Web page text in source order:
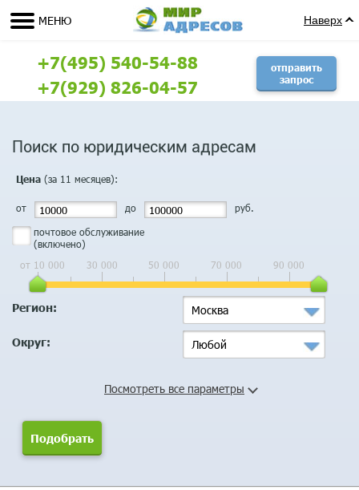
МЕНЮ Наверх
+7(495) 540-54-88
+7(929) 826-04-57
отправить
запрос
Поиск по юридическим адресам
Цена (за 11 месяцев):
от до
руб.
почтовое обслуживание
(включено)
от 10 000
30 000 50 000 70 000 90 000
Регион: Москва
Округ: Любой
Посмотреть все параметры